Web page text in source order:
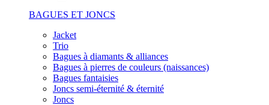
BAGUES ET JONCS
Jacket
Trio
Bagues à diamants & alliances
Bagues à pierres de couleurs (naissances)
Bagues fantaisies
Joncs semi-éternité & éternité
Joncs